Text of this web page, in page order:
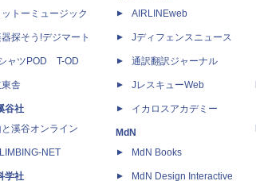
ットーミュージック
探そう!デジマート
ャツPOD T-OD
舎
谷社
と溪谷オンライン
NET
学社
AIRLINEweb
Jディフェンスニュース
通訳翻訳ジャーナル
JレスキューWeb
イカロスアカデミー
MdN
MdN Books
MdN Design Interactive